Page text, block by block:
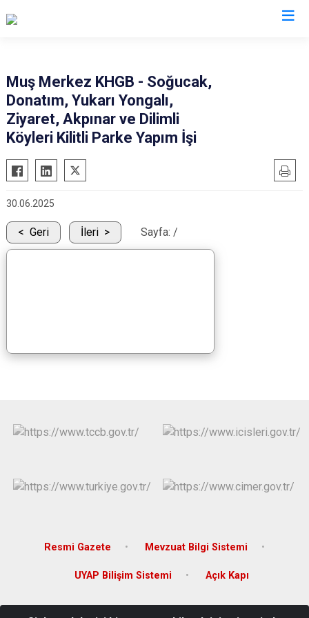
Bulanık
Hasköy
Malazgirt
Muş Merkez KHGB - Soğucak,
Donatım, Yukarı Yongalı,
Ziyaret, Akpınar ve Dilimli
Köyleri Kilitli Parke Yapım İşi
30.06.2025
Geri İleri Sayfa: /
Resmi Gazete Mevzuat Bilgi Sistemi
UYAP Bilişim Sistemi Açık Kapı